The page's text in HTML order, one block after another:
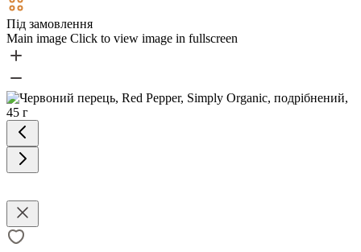
Під замовлення
Main image Click to view image in fullscreen